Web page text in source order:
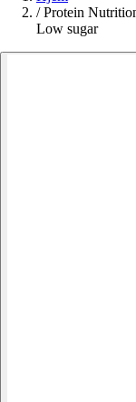
/ Protein
Low sugar